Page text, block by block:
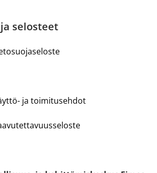
selosteet
ja toimitusehdot